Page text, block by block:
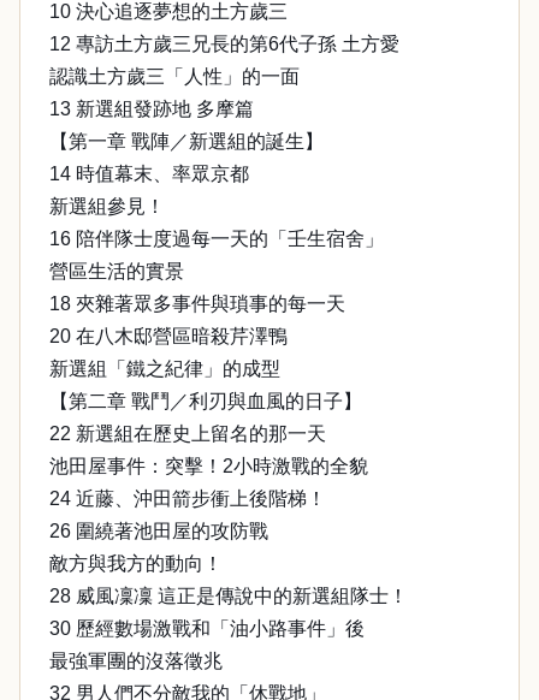
10 決心追逐夢想的土方歲三
12 專訪土方歲三兄長的第6代子孫 土方愛
認識土方歲三「人性」的一面
13 新選組發跡地 多摩篇
【第一章 戰陣／新選組的誕生】
14 時值幕末、率眾京都
新選組參見！
16 陪伴隊士度過每一天的「壬生宿舍」
營區生活的實景
18 夾雜著眾多事件與瑣事的每一天
20 在八木邸營區暗殺芹澤鴨
新選組「鐵之紀律」的成型
【第二章 戰鬥／利刃與血風的日子】
22 新選組在歷史上留名的那一天
池田屋事件：突擊！2小時激戰的全貌
24 近藤、沖田箭步衝上後階梯！
26 圍繞著池田屋的攻防戰
敵方與我方的動向！
28 威風凜凜 這正是傳說中的新選組隊士！
30 歷經數場激戰和「油小路事件」後
最強軍團的沒落徵兆
32 男人們不分敵我的「休戰地」